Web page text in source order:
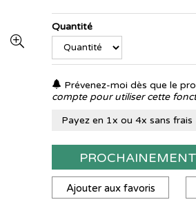
Quantité
Prévenez-moi dès que le
compte pour utiliser cette
Payez en 1x ou 4x sans frais
PROCHAINEMENT
Ajouter aux favoris